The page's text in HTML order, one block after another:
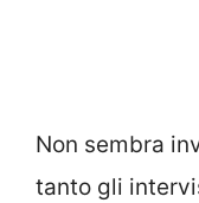
Non sembra
tanto gli